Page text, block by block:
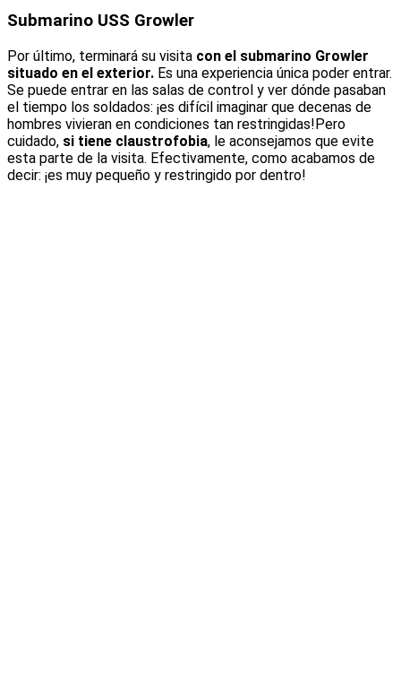
Submarino USS Growler
Por último, terminará su visita con el submarino Growler
situado en el exterior. Es una experiencia única poder entrar.
Se puede entrar en las salas de control y ver dónde pasaban
el tiempo los soldados: ¡es difícil imaginar que decenas de
hombres vivieran en condiciones tan restringidas!Pero
cuidado, si tiene claustrofobia, le aconsejamos que evite
esta parte de la visita. Efectivamente, como acabamos de
decir: ¡es muy pequeño y restringido por dentro!